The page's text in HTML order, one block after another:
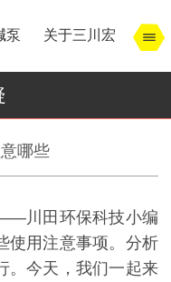
泵 关于三川宏
哪些
川田环保科技小编
使用注意事项。分析
。今天，我们一起来